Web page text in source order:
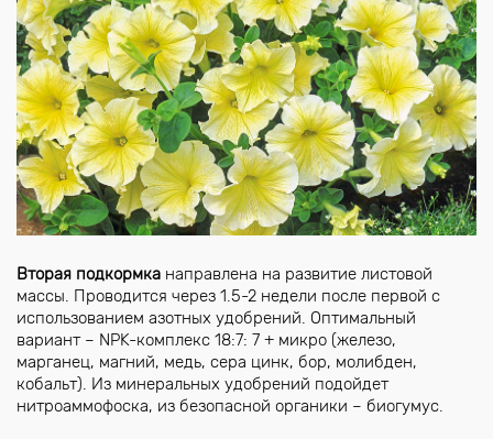
Вторая подкормка направлена на развитие листовой
массы. Проводится через 1.5-2 недели после первой с
использованием азотных удобрений. Оптимальный
вариант – NPK-комплекс 18:7: 7 + микро (железо,
марганец, магний, медь, сера цинк, бор, молибден,
кобальт). Из минеральных удобрений подойдет
нитроаммофоска, из безопасной органики – биогумус.